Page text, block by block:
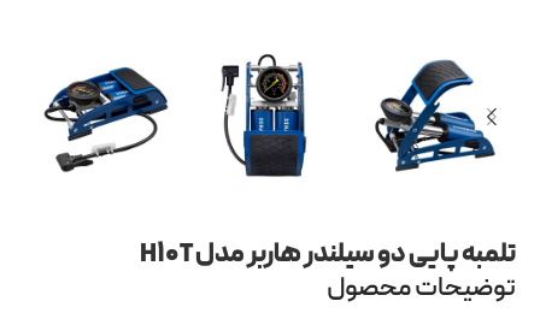
تلمبه پایی دو سیلندر هاربر مدل H۱۰T
توضیحات محصول